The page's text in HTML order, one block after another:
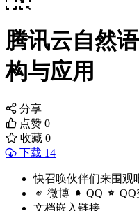
腾讯云自然
构与应用
分享
点赞 0
收藏 0
下载 14
快召唤伙伴们来围观
微博 QQ QQ
文档嵌入链接